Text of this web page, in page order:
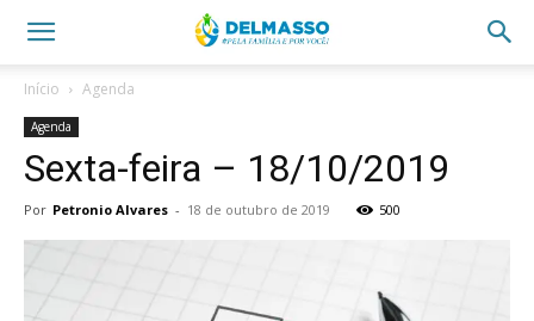
Início Agenda
Agenda
Sexta-feira – 18/10/2019
Por Petronio Alvares - 18 de outubro de 2019 500